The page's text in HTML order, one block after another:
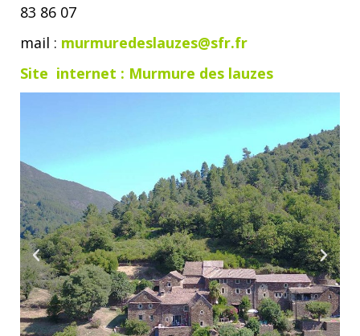
83 86 07
mail : murmuredeslauzes@sfr.fr
Site internet : Murmure des lauzes